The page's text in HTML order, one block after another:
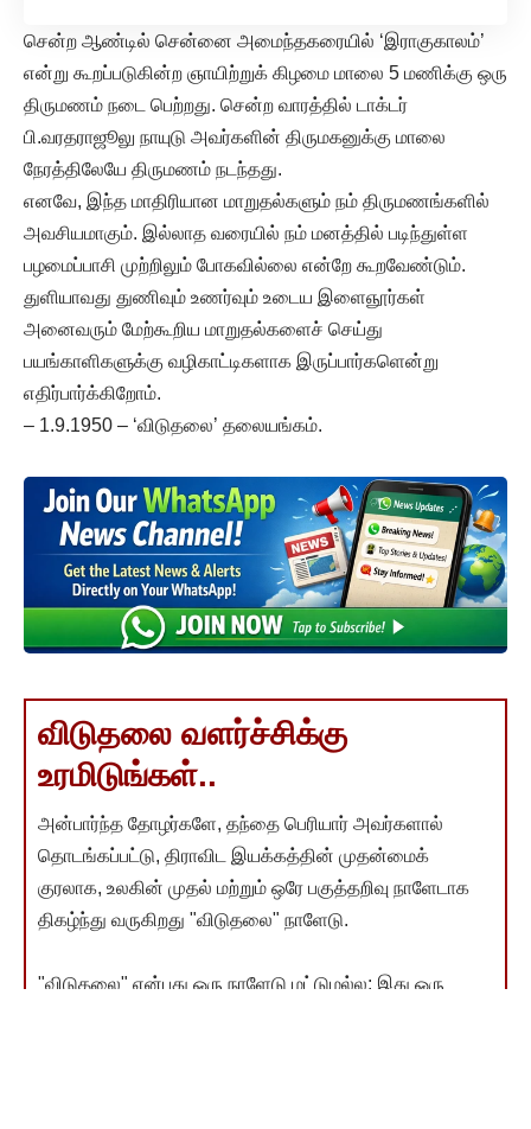
சென்ற ஆண்டில் சென்னை அமைந்தகரையில் ‘இராகுகாலம்’
என்று கூறப்படுகின்ற ஞாயிற்றுக் கிழமை மாலை 5 மணிக்கு ஒரு
திருமணம் நடை பெற்றது. சென்ற வாரத்தில் டாக்டர்
பி.வரதராஜூலு நாயுடு அவர்களின் திருமகனுக்கு மாலை
நேரத்திலேயே திருமணம் நடந்தது.
எனவே, இந்த மாதிரியான மாறுதல்களும் நம் திருமணங்களில்
அவசியமாகும். இல்லாத வரையில் நம் மனத்தில் படிந்துள்ள
பழமைப்பாசி முற்றிலும் போகவில்லை என்றே கூறவேண்டும்.
துளியாவது துணிவும் உணர்வும் உடைய இளைஞூர்கள்
அனைவரும் மேற்கூறிய மாறுதல்களைச் செய்து
பயங்காளிகளுக்கு வழிகாட்டிகளாக இருப்பார்களென்று
எதிர்பார்க்கிறோம்.
– 1.9.1950 – ‘விடுதலை’ தலையங்கம்.
விடுதலை வளர்ச்சிக்கு
உரமிடுங்கள்..
அன்பார்ந்த தோழர்களே, தந்தை பெரியார் அவர்களால்
தொடங்கப்பட்டு, திராவிட இயக்கத்தின் முதன்மைக்
குரலாக, உலகின் முதல் மற்றும் ஒரே பகுத்தறிவு நாளேடாக
திகழ்ந்து வருகிறது "விடுதலை" நாளேடு.
"விடுதலை" என்பது ஒரு நாளேடு மட்டுமல்ல; இது ஒரு